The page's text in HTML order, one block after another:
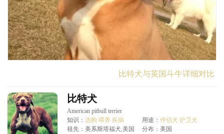
比特犬与英国斗牛详细对比
比特犬
American pitbull terrier
知识： 选购 喂养 疾病 用途： 伴侣犬 护卫犬
祖先：美系斯塔福犬,美国
分布：美国